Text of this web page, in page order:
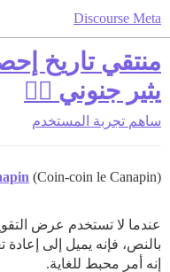
Discourse Meta
منتقي تاريخ
يثير جنوني 😵‍💫
ساهم تجربة المستخدم
(Coin-coin le Canapin)
عندما لا تستخدم عرض
بالنص، فإنه يميل إلى إعادة
إنه أمر محبط للغاية.